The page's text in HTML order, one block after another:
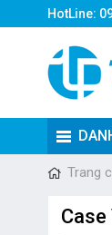
HotLine:
Trang